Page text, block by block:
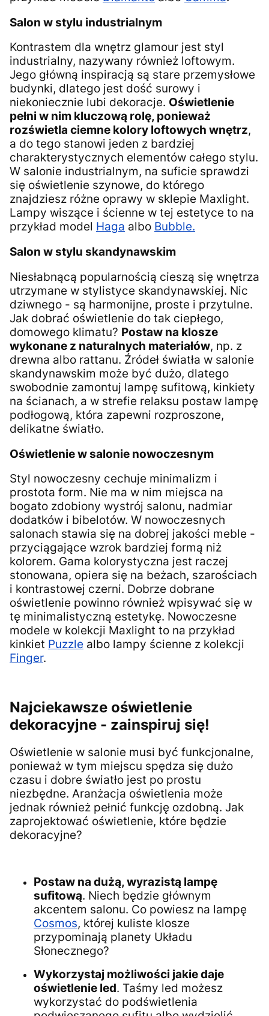
Salon w stylu industrialnym
Kontrastem dla wnętrz glamour jest styl
industrialny, nazywany również loftowym.
Jego główną inspiracją są stare przemysłowe
budynki, dlatego jest dość surowy i
niekoniecznie lubi dekoracje. Oświetlenie
pełni w nim kluczową rolę, ponieważ
rozświetla ciemne kolory loftowych wnętrz,
a do tego stanowi jeden z bardziej
charakterystycznych elementów całego stylu.
W salonie industrialnym, na suficie sprawdzi
się oświetlenie szynowe, do którego
znajdziesz różne oprawy w sklepie Maxlight.
Lampy wiszące i ścienne w tej estetyce to na
przykład model Haga albo Bubble.
Salon w stylu skandynawskim
Niesłabnącą popularnością cieszą się wnętrza
utrzymane w stylistyce skandynawskiej. Nic
dziwnego - są harmonijne, proste i przytulne.
Jak dobrać oświetlenie do tak ciepłego,
domowego klimatu? Postaw na klosze
wykonane z naturalnych materiałów, np. z
drewna albo rattanu. Źródeł światła w salonie
skandynawskim może być dużo, dlatego
swobodnie zamontuj lampę sufitową, kinkiety
na ścianach, a w strefie relaksu postaw lampę
podłogową, która zapewni rozproszone,
delikatne światło.
Oświetlenie w salonie nowoczesnym
Styl nowoczesny cechuje minimalizm i
prostota form. Nie ma w nim miejsca na
bogato zdobiony wystrój salonu, nadmiar
dodatków i bibelotów. W nowoczesnych
salonach stawia się na dobrej jakości meble -
przyciągające wzrok bardziej formą niż
kolorem. Gama kolorystyczna jest raczej
stonowana, opiera się na beżach, szarościach
i kontrastowej czerni. Dobrze dobrane
oświetlenie powinno również wpisywać się w
tę minimalistyczną estetykę. Nowoczesne
modele w kolekcji Maxlight to na przykład
kinkiet Puzzle albo lampy ścienne z kolekcji
Finger.
Najciekawsze oświetlenie
dekoracyjne - zainspiruj się!
Oświetlenie w salonie musi być funkcjonalne,
ponieważ w tym miejscu spędza się dużo
czasu i dobre światło jest po prostu
niezbędne. Aranżacja oświetlenia może
jednak również pełnić funkcję ozdobną. Jak
zaprojektować oświetlenie, które będzie
dekoracyjne?
Postaw na dużą, wyrazistą lampę
sufitową. Niech będzie głównym
akcentem salonu. Co powiesz na lampę
Cosmos, której kuliste klosze
przypominają planety Układu
Słonecznego?
Wykorzystaj możliwości jakie daje
oświetlenie led. Taśmy led możesz
wykorzystać do podświetlenia